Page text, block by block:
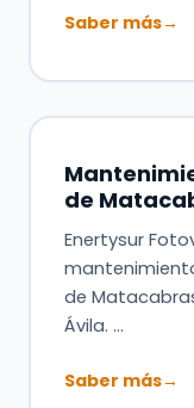
Saber más→
de
Enertysur
de
Ávila. …
Saber más→